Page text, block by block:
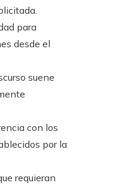
para
desde el
suene
con los
por la
requieran